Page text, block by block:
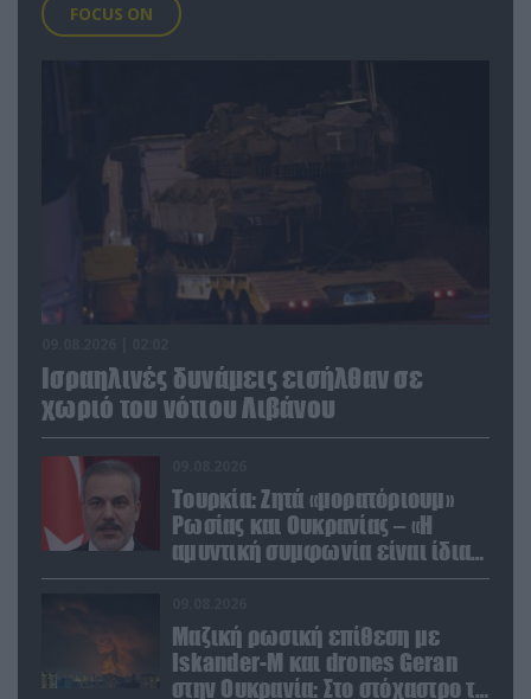
FOCUS ON
Ισραηλινές δυνάμεις εισήλθαν σε
χωριό του νότιου Λιβάνου
Τουρκία: Ζητά «μορατόριουμ»
Ρωσίας και Ουκρανίας – «Η
αμυντική συμφωνία είναι ίδια
με το άρθρο 5 του ΝΑΤΟ» (upd)
Μαζική ρωσική επίθεση με
Iskander-M και drones Geran
στην Ουκρανία: Στο στόχαστρο το